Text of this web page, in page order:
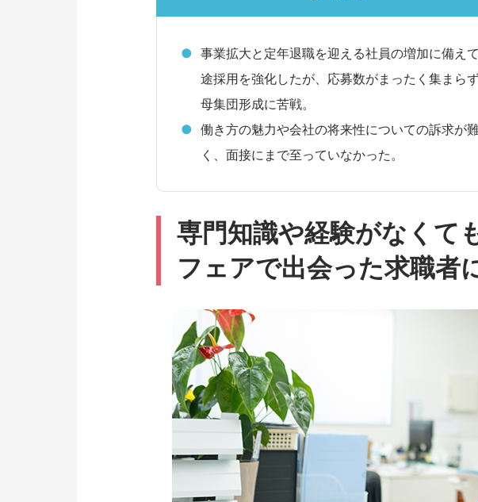
事業拡大と定年退職を迎える社員の増加に備え
途採用を強化したが、応募数がまったく集まらず
母集団形成に苦戦。
働き方の魅力や会社の将来性についての訴求が
く、面接にまで至っていなかった。
専門知識や経験がなくて
フェアで出会った求職者